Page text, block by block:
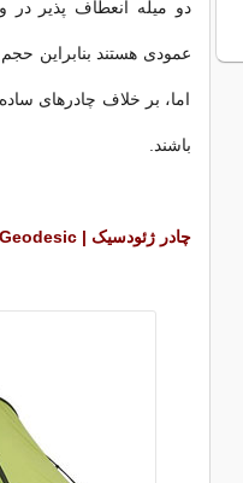
دو میله انعطاف پذیر
عمودی هستند بنابراین
اما، بر خلاف چادرهای
باشند.
چادر ژئودسیک | Geodesic